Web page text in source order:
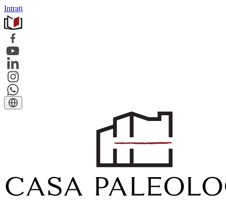
Intrați